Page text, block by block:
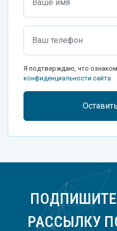
Я подтверждаю, что
конфиденциальности сайта
РАССЫЛКУ